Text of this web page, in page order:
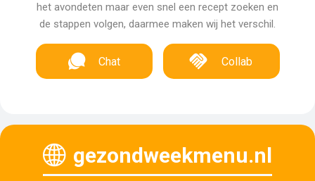
het avondeten maar even snel een recept zoeken en
de stappen volgen, daarmee maken wij het verschil.
Chat Collab
gezondweekmenu.nl